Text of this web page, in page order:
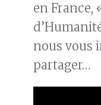
en France,
nous vous
partager…